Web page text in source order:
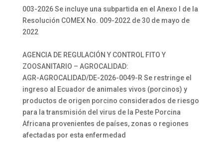
003-2026 Se incluye una subpartida en el Anexo I de la
Resolución COMEX No. 009-2022 de 30 de mayo de
2022
AGENCIA DE REGULACIÓN Y CONTROL FITO Y
ZOOSANITARIO – AGROCALIDAD:
AGR-AGROCALIDAD/DE-2026-0049-R Se restringe el
ingreso al Ecuador de animales vivos (porcinos) y
productos de origen porcino considerados de riesgo
para la transmisión del virus de la Peste Porcina
Africana provenientes de países, zonas o regiones
afectadas por esta enfermedad